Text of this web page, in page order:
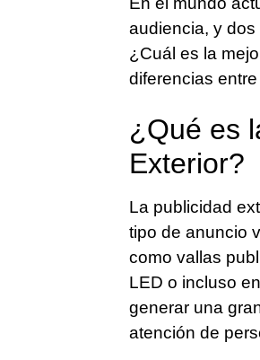
audiencia, y
¿Cuál es la
diferencias
¿Qué es
Exterior?
La publicidad
tipo de anuncio
como vallas
LED o incluso
generar una
atención de